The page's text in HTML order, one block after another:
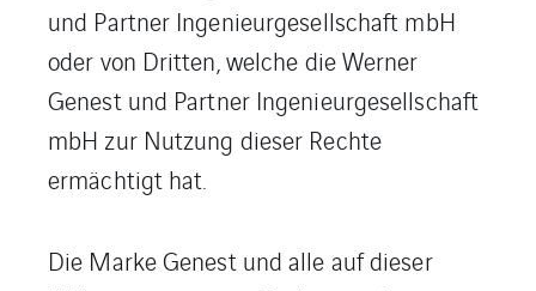
und Partner Ingenieurgesellschaft mbH
oder von Dritten, welche die Werner
Genest und Partner Ingenieurgesellschaft
mbH zur Nutzung dieser Rechte
ermächtigt hat.
Die Marke Genest und alle auf dieser